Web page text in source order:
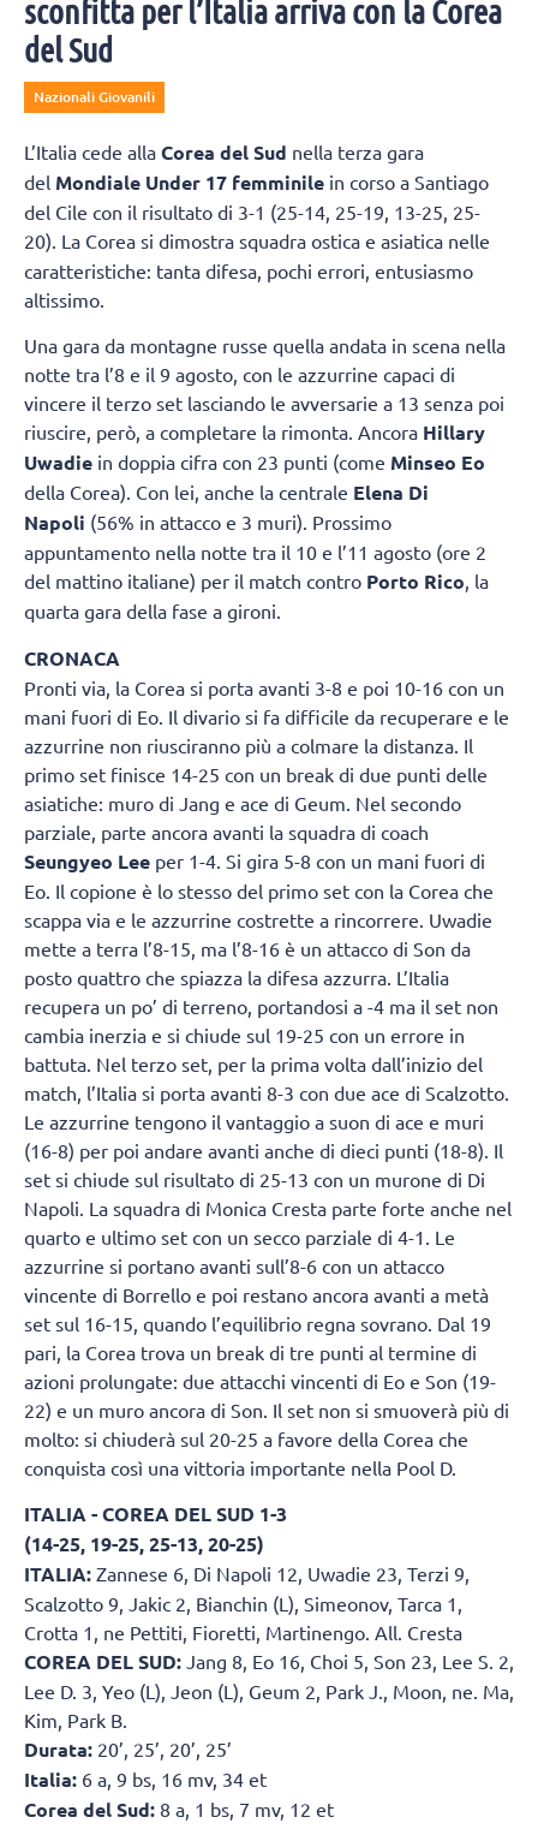
sconfitta per l’Italia arriva con la Corea
del Sud
Nazionali Giovanili
L’Italia cede alla Corea del Sud nella terza gara
del Mondiale Under 17 femminile in corso a Santiago
del Cile con il risultato di 3-1 (25-14, 25-19, 13-25, 25-
20). La Corea si dimostra squadra ostica e asiatica nelle
caratteristiche: tanta difesa, pochi errori, entusiasmo
altissimo.
Una gara da montagne russe quella andata in scena nella
notte tra l’8 e il 9 agosto, con le azzurrine capaci di
vincere il terzo set lasciando le avversarie a 13 senza poi
riuscire, però, a completare la rimonta. Ancora Hillary
Uwadie in doppia cifra con 23 punti (come Minseo Eo
della Corea). Con lei, anche la centrale Elena Di
Napoli (56% in attacco e 3 muri). Prossimo
appuntamento nella notte tra il 10 e l’11 agosto (ore 2
del mattino italiane) per il match contro Porto Rico, la
quarta gara della fase a gironi.
CRONACA
Pronti via, la Corea si porta avanti 3-8 e poi 10-16 con un
mani fuori di Eo. Il divario si fa difficile da recuperare e le
azzurrine non riusciranno più a colmare la distanza. Il
primo set finisce 14-25 con un break di due punti delle
asiatiche: muro di Jang e ace di Geum. Nel secondo
parziale, parte ancora avanti la squadra di coach
Seungyeo Lee per 1-4. Si gira 5-8 con un mani fuori di
Eo. Il copione è lo stesso del primo set con la Corea che
scappa via e le azzurrine costrette a rincorrere. Uwadie
mette a terra l’8-15, ma l’8-16 è un attacco di Son da
posto quattro che spiazza la difesa azzurra. L’Italia
recupera un po’ di terreno, portandosi a -4 ma il set non
cambia inerzia e si chiude sul 19-25 con un errore in
battuta. Nel terzo set, per la prima volta dall’inizio del
match, l’Italia si porta avanti 8-3 con due ace di Scalzotto.
Le azzurrine tengono il vantaggio a suon di ace e muri
(16-8) per poi andare avanti anche di dieci punti (18-8). Il
set si chiude sul risultato di 25-13 con un murone di Di
Napoli. La squadra di Monica Cresta parte forte anche nel
quarto e ultimo set con un secco parziale di 4-1. Le
azzurrine si portano avanti sull’8-6 con un attacco
vincente di Borrello e poi restano ancora avanti a metà
set sul 16-15, quando l’equilibrio regna sovrano. Dal 19
pari, la Corea trova un break di tre punti al termine di
azioni prolungate: due attacchi vincenti di Eo e Son (19-
22) e un muro ancora di Son. Il set non si smuoverà più di
molto: si chiuderà sul 20-25 a favore della Corea che
conquista così una vittoria importante nella Pool D.
ITALIA - COREA DEL SUD 1-3
(14-25, 19-25, 25-13, 20-25)
ITALIA: Zannese 6, Di Napoli 12, Uwadie 23, Terzi 9,
Scalzotto 9, Jakic 2, Bianchin (L), Simeonov, Tarca 1,
Crotta 1, ne Pettiti, Fioretti, Martinengo. All. Cresta
COREA DEL SUD: Jang 8, Eo 16, Choi 5, Son 23, Lee S. 2,
Lee D. 3, Yeo (L), Jeon (L), Geum 2, Park J., Moon, ne. Ma,
Kim, Park B.
Durata: 20’, 25’, 20’, 25’
Italia: 6 a, 9 bs, 16 mv, 34 et
Corea del Sud: 8 a, 1 bs, 7 mv, 12 et